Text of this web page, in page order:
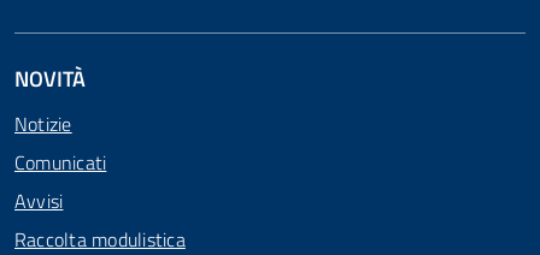
NOVITÀ
Notizie
Comunicati
Avvisi
Raccolta modulistica